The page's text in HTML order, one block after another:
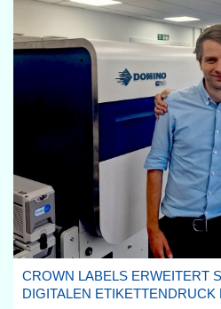
CROWN LABELS ERWEITERT
DIGITALEN